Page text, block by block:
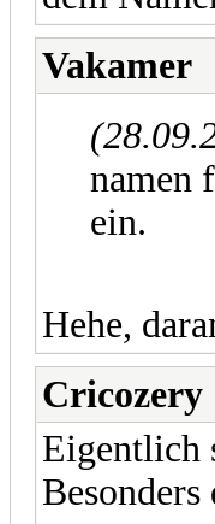
Vakamer
namen
ein.
Hehe,
Cricozery
Eigentlich